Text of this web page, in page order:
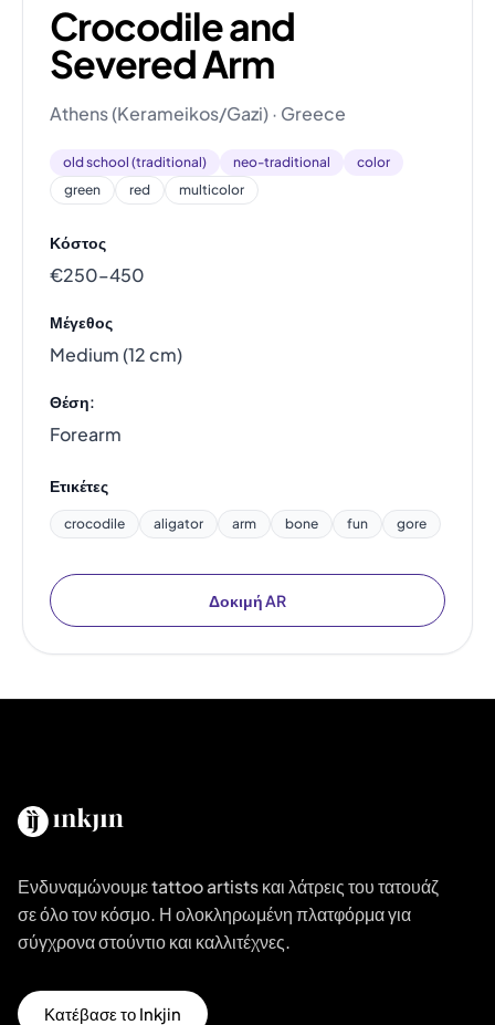
Crocodile and
Severed Arm
Athens (Kerameikos/Gazi) · Greece
old school (traditional) neo-traditional
color
green
red multicolor
Κόστος
€250–450
Μέγεθος
Medium (12 cm)
Θέση:
Forearm
Ετικέτες
crocodile aligator arm bone fun gore
Δοκιμή AR
Ενδυναμώνουμε tattoo artists και λάτρεις του τατουάζ
σε όλο τον κόσμο. Η ολοκληρωμένη πλατφόρμα για
σύγχρονα στούντιο και καλλιτέχνες.
Κατέβασε το Inkjin